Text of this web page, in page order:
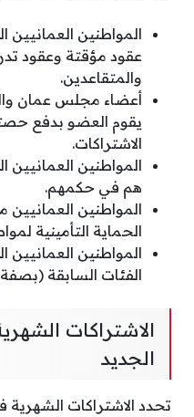
المواطنين
عقود مؤقتة وعقود
والمتقاعدين.
أعضاء مجلس عمان
يقوم العضو بدفع
الاشتراكات.
المواطنين
هم في حكمهم.
المواطنين
الحماية التأمينية
المواطنين
الفئات السابقة (بصفة
الاشتراكات
الجديد
تحدد الاشتراكات الشهرية